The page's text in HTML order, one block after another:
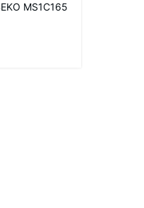
MS1C165